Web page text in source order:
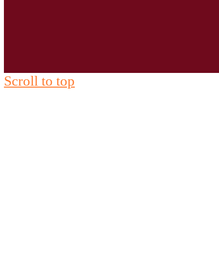
Scroll to top